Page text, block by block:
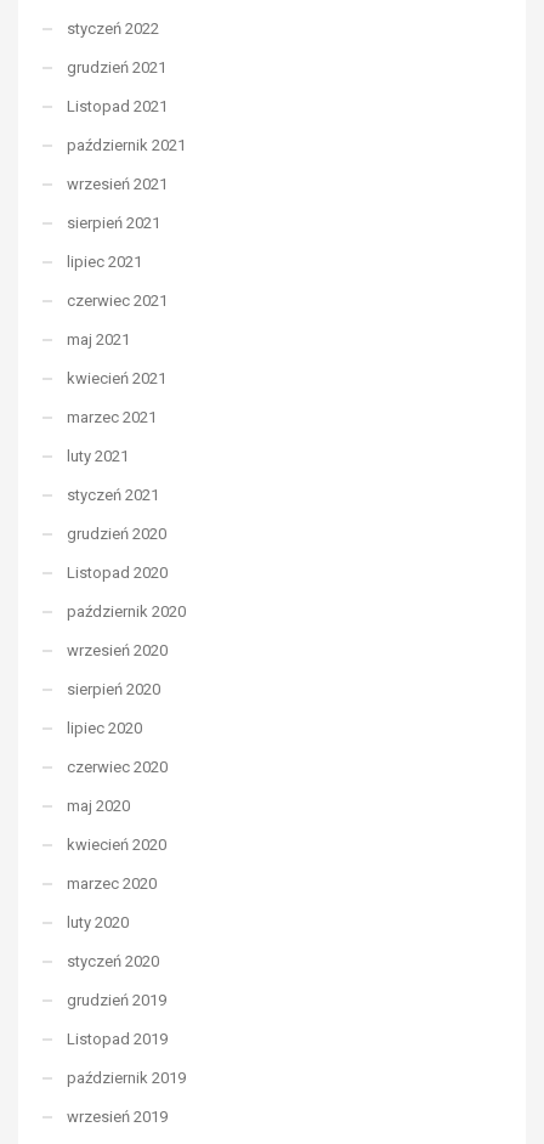
styczeń 2022
grudzień 2021
Listopad 2021
październik 2021
wrzesień 2021
sierpień 2021
lipiec 2021
czerwiec 2021
maj 2021
kwiecień 2021
marzec 2021
luty 2021
styczeń 2021
grudzień 2020
Listopad 2020
październik 2020
wrzesień 2020
sierpień 2020
lipiec 2020
czerwiec 2020
maj 2020
kwiecień 2020
marzec 2020
luty 2020
styczeń 2020
grudzień 2019
Listopad 2019
październik 2019
wrzesień 2019